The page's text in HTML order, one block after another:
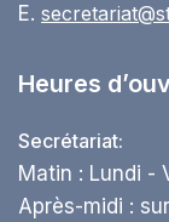
E.
Heures
Secrétariat:
Matin : Lundi -
Après-midi :